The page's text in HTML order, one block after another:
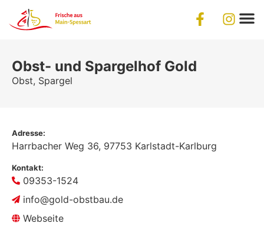
Obst- und Spargelhof Gold
Obst, Spargel
Adresse:
Harrbacher Weg 36, 97753 Karlstadt-Karlburg
Kontakt:
09353-1524
info@gold-obstbau.de
Webseite